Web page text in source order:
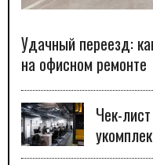
Удачный переезд:
на офисном ремонте
Чек-